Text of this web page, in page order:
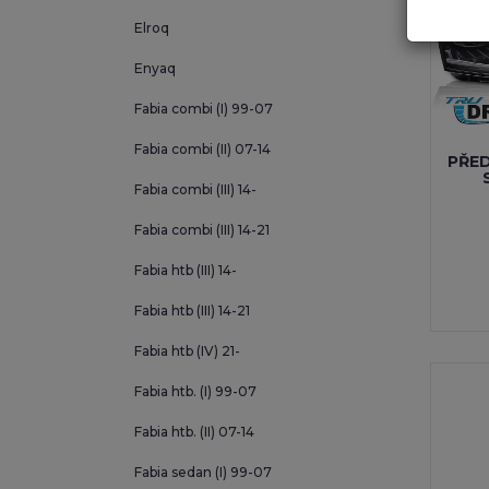
Felicia
Kamiq
Kodiaq
Elroq
Enyaq
Fabia combi (I) 99-07
Fabia combi (II) 07-14
Fabia combi (III) 14-
Fabia combi (III) 14-21
Fabia htb (III) 14-
Fabia htb (III) 14-21
Fabia htb (IV) 21-
Fabia htb. (I) 99-07
Fabia htb. (II) 07-14
Fabia sedan (I) 99-07